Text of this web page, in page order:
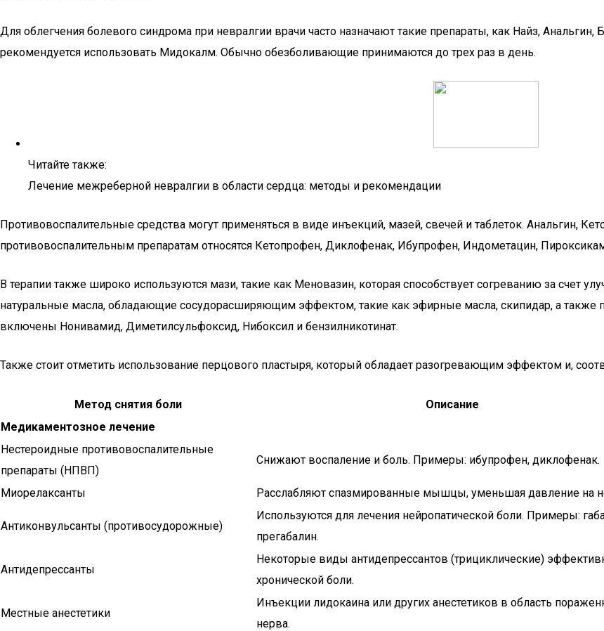
Для облегчения болевого синдрома при невралгии врачи часто назначают такие препараты, как Найз,
рекомендуется использовать Мидокалм. Обычно обезболивающие принимаются до трех раз в день.
Читайте также:
Лечение межреберной невралгии в области сердца: методы и рекомендации
Противовоспалительные средства могут применяться в виде инъекций, мазей, свечей и таблеток. Анальгин,
противовоспалительным препаратам относятся Кетопрофен, Диклофенак, Ибупрофен, Индометацин,
В терапии также широко используются мази, такие как Меновазин, которая способствует согреванию за счет
натуральные масла, обладающие сосудорасширяющим эффектом, такие как эфирные масла, скипидар, а также
включены Нонивамид, Диметилсульфоксид, Нибоксил и бензилникотинат.
Также стоит отметить использование перцового пластыря, который обладает разогревающим эффектом и,
Метод снятия боли Описание
Медикаментозное лечение
Нестероидные противовоспалительные
препараты (НПВП)
Снижают воспаление и боль. Примеры: ибупрофен, диклофенак.
Миорелаксанты
Расслабляют спазмированные мышцы, уменьшая давление на
Антиконвульсанты (противосудорожные)
Используются для лечения нейропатической боли. Примеры:
прегабалин.
Антидепрессанты
Некоторые виды антидепрессантов (трициклические)
хронической боли.
Местные анестетики
Инъекции лидокаина или других анестетиков в область
нерва.